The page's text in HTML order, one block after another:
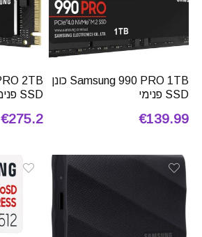
Samsung 990 PRO 1TB כונן
SSD פנימי
€139.99
SSD פנימי
€275.2